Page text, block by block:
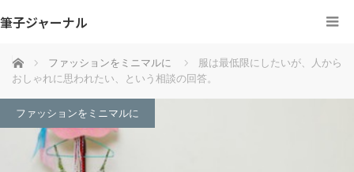
筆子ジャーナル
ホーム ファッションをミニマルに
服は最低限にしたいが、人から
おしゃれに思われたい、という相談の回答。
ファッションをミニマルに